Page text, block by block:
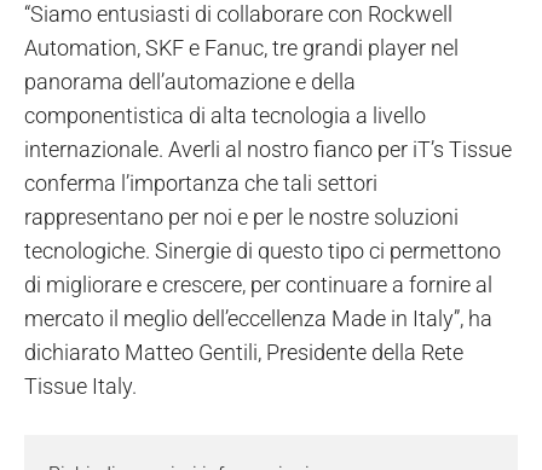
“Siamo entusiasti di collaborare con Rockwell
Automation, SKF e Fanuc, tre grandi player nel
panorama dell’automazione e della
componentistica di alta tecnologia a livello
internazionale. Averli al nostro fianco per iT’s Tissue
conferma l’importanza che tali settori
rappresentano per noi e per le nostre soluzioni
tecnologiche. Sinergie di questo tipo ci permettono
di migliorare e crescere, per continuare a fornire al
mercato il meglio dell’eccellenza Made in Italy”, ha
dichiarato Matteo Gentili, Presidente della Rete
Tissue Italy.